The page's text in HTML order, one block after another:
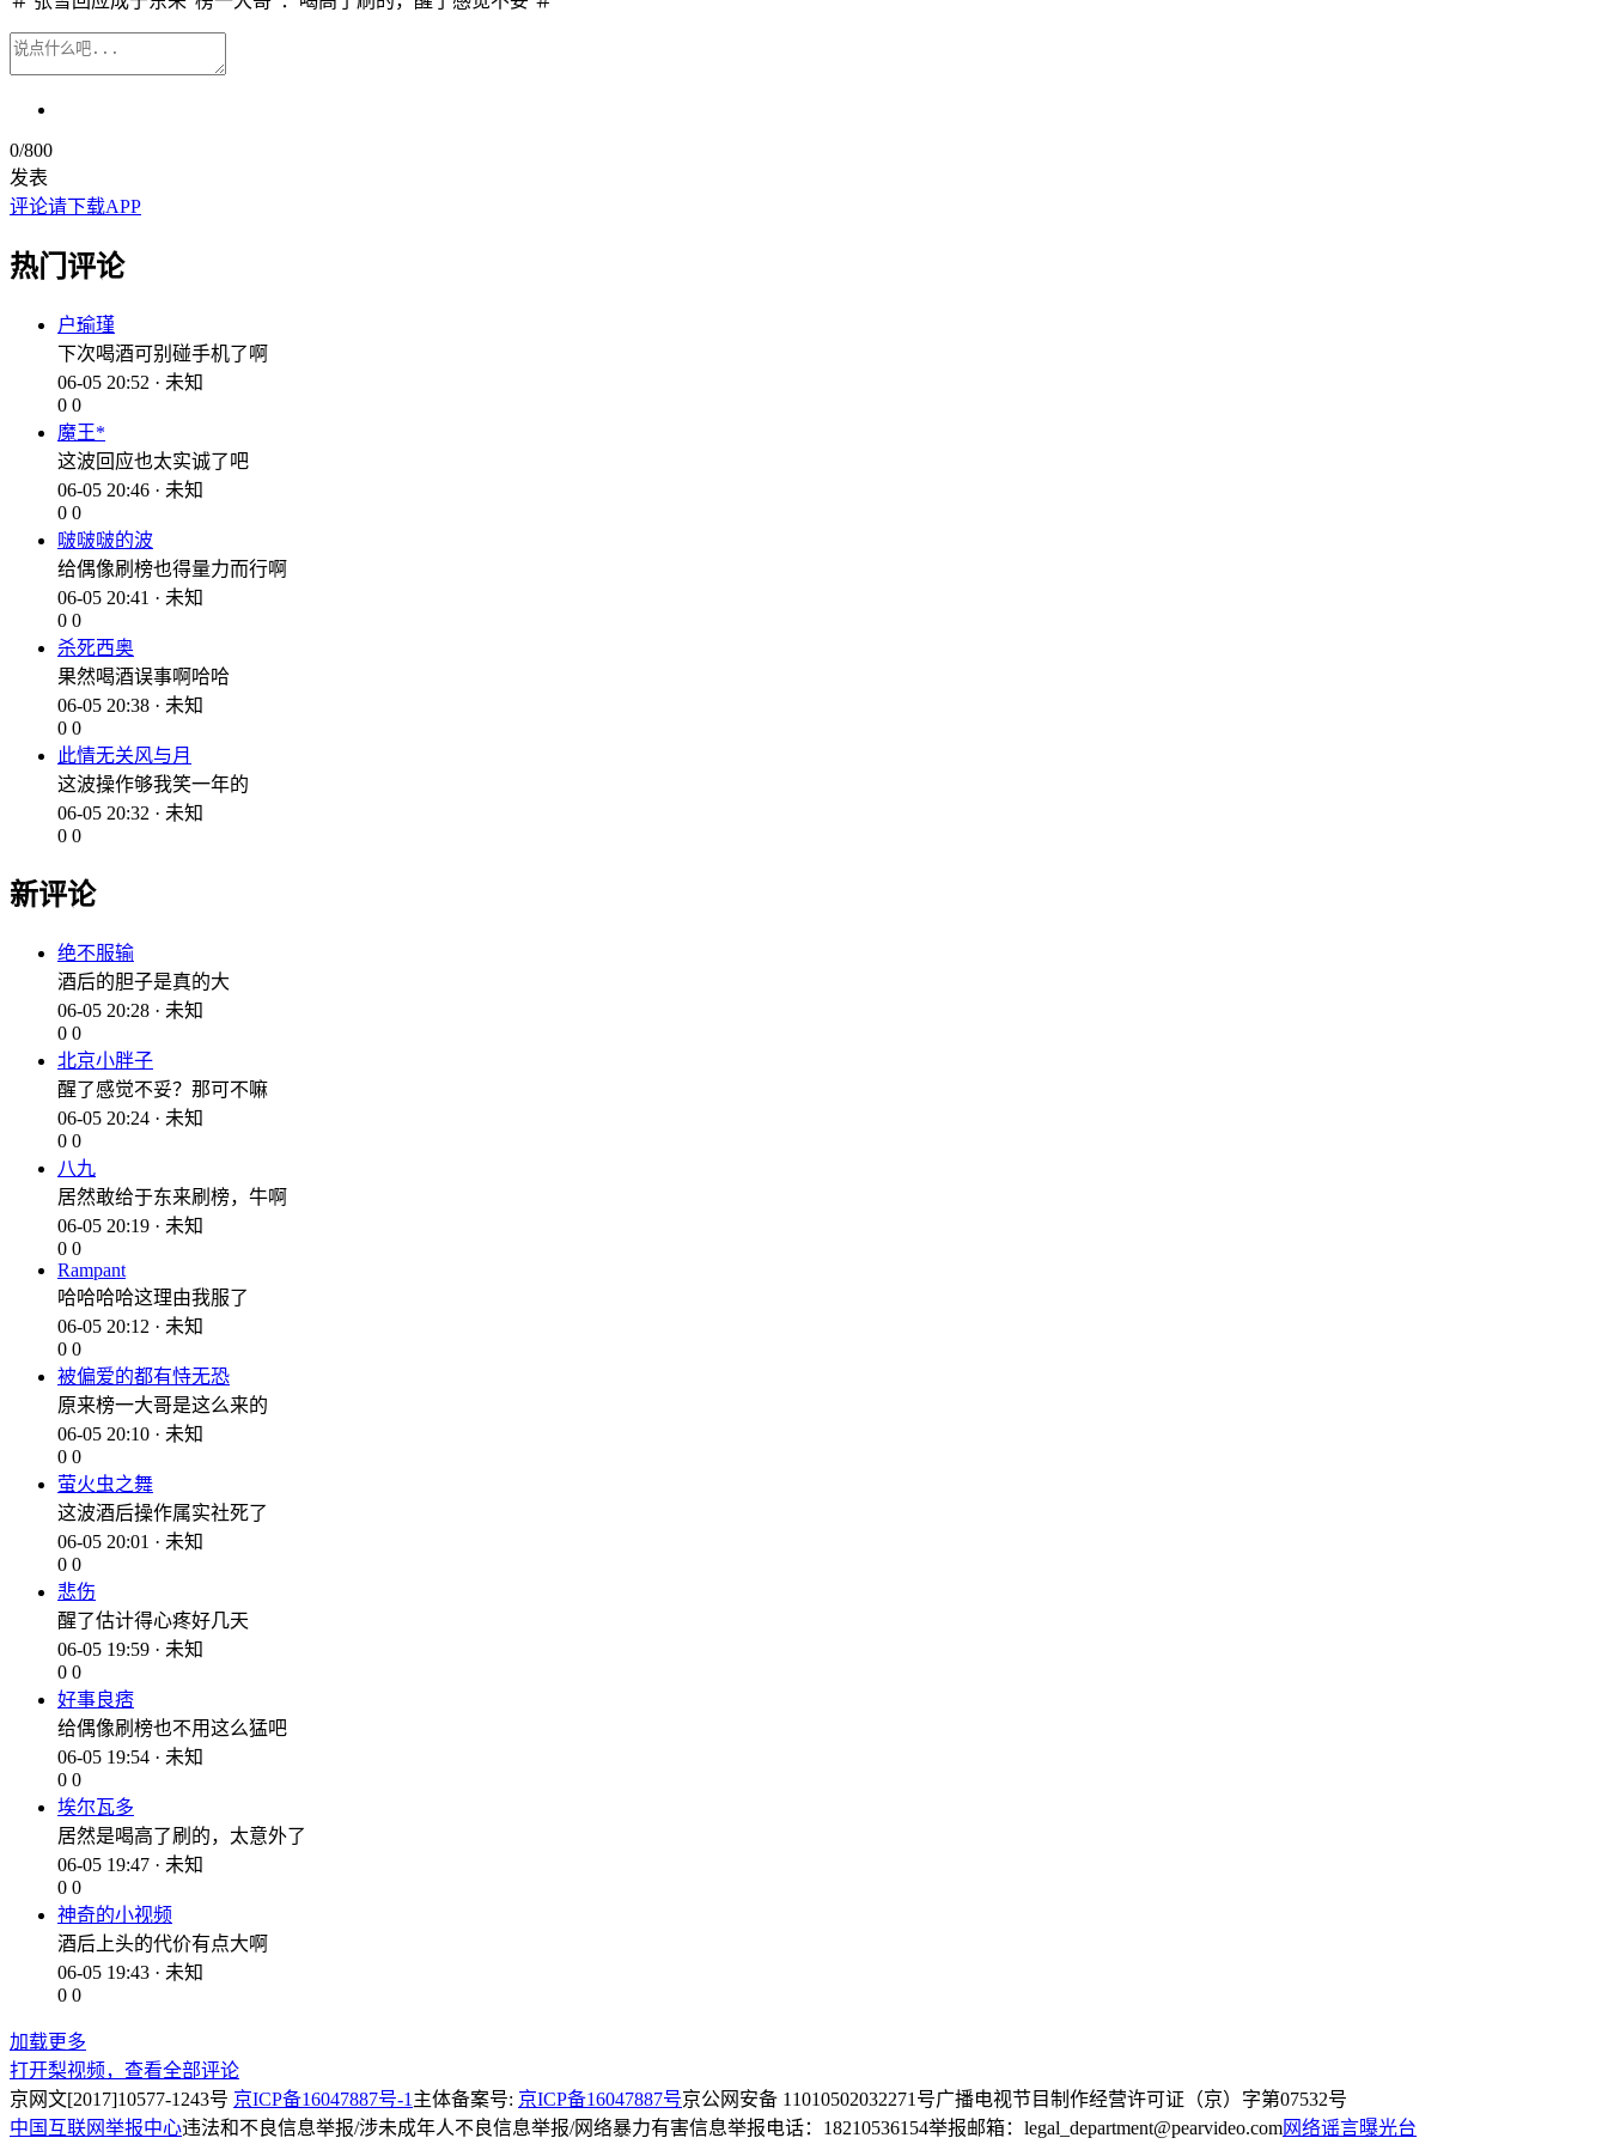
0/800
发表
评论请下载APP
热门评论
户瑜瑾
下次喝酒可别碰手机了啊
06-05 20:52 · 未知
0 0
魔王*
这波回应也太实诚了吧
06-05 20:46 · 未知
0 0
啵啵啵的波
给偶像刷榜也得量力而行啊
06-05 20:41 · 未知
0 0
杀死西奥
果然喝酒误事啊哈哈
06-05 20:38 · 未知
0 0
此情无关风与月
这波操作够我笑一年的
06-05 20:32 · 未知
0 0
新评论
绝不服输
酒后的胆子是真的大
06-05 20:28 · 未知
0 0
北京小胖子
醒了感觉不妥？那可不嘛
06-05 20:24 · 未知
0 0
八九
居然敢给于东来刷榜，牛啊
06-05 20:19 · 未知
0 0
Rampant
哈哈哈哈这理由我服了
06-05 20:12 · 未知
0 0
被偏爱的都有恃无恐
原来榜一大哥是这么来的
06-05 20:10 · 未知
0 0
萤火虫之舞
这波酒后操作属实社死了
06-05 20:01 · 未知
0 0
悲伤
醒了估计得心疼好几天
06-05 19:59 · 未知
0 0
好事良痞
给偶像刷榜也不用这么猛吧
06-05 19:54 · 未知
0 0
埃尔瓦多
居然是喝高了刷的，太意外了
06-05 19:47 · 未知
0 0
神奇的小视频
酒后上头的代价有点大啊
06-05 19:43 · 未知
0 0
加载更多
打开梨视频，查看全部评论
京网文[2017]10577-1243号 京ICP备16047887号-1 主体备案号: 京ICP备16047887号京公网安备 11010502032271号广播电视节目制作经营许可证（京）字第07532号
中国互联网举报中心违法和不良信息举报/涉未成年人不良信息举报/网络暴力有害信息举报电话：18210536154举报邮箱：legal_department@pearvideo.com网络谣言曝光台